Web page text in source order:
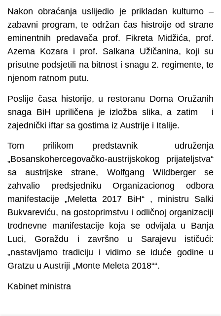
Nakon obraćanja uslijedio je prikladan kulturno –
zabavni program, te održan čas histroije od strane
eminentnih predavača prof. Fikreta Midžića, prof.
Azema Kozara i prof. Salkana Užičanina, koji su
prisutne podsjetili na bitnost i snagu 2. regimente, te
njenom ratnom putu.
Poslije časa historije, u restoranu Doma Oružanih
snaga BiH upriličena je izložba slika, a zatim i
zajednički iftar sa gostima iz Austrije i Italije.
Tom prilikom predstavnik udruženja
„Bosanskohercegovačko-austrijskokog prijateljstva“
sa austrijske strane, Wolfgang Wildberger se
zahvalio predsjedniku Organizacionog odbora
manifestacije „Meletta 2017 BiH“ , ministru Salki
Bukvareviću, na gostoprimstvu i odličnoj organizaciji
trodnevne manifestacije koja se odvijala u Banja
Luci, Goraždu i završno u Sarajevu ističući:
„nastavljamo tradiciju i vidimo se iduće godine u
Gratzu u Austriji „Monte Meleta 2018““.
Kabinet ministra